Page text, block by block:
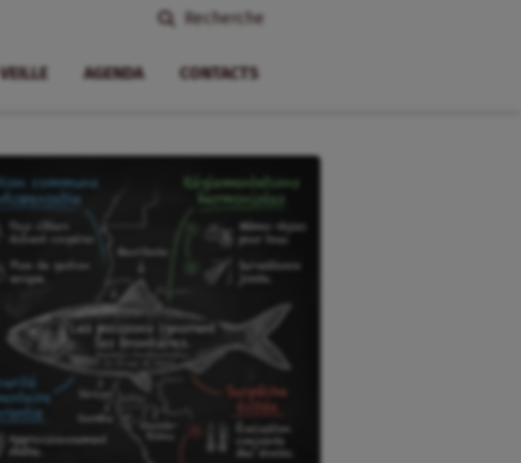
Recherche
VEILLE AGENDA CONTACTS